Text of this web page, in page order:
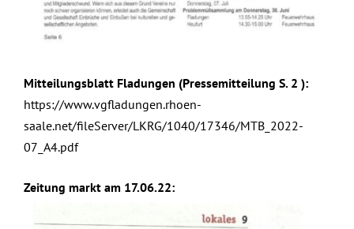
Mitteilungsblatt Fladungen (Pressemitteilung S. 2 ):
https://www.vgfladungen.rhoen-
saale.net/fileServer/LKRG/1040/17346/MTB_2022-
07_A4.pdf
Zeitung markt am 17.06.22: